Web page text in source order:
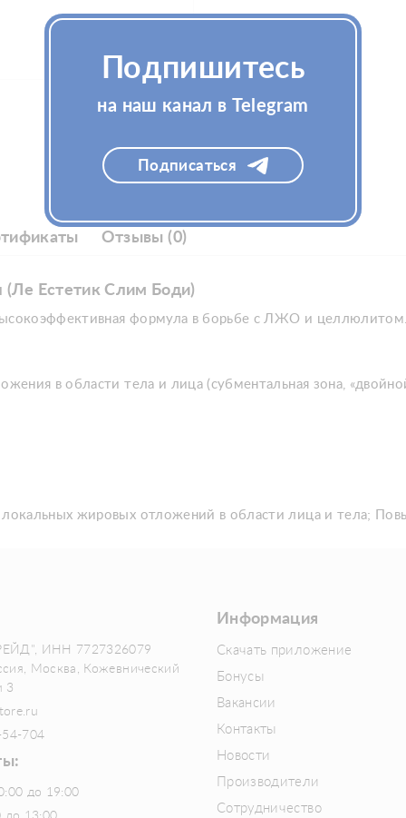
Отзывы (0)
(Ле Естетик Слим Боди)
формула в борьбе с ЛЖО и
в области тела и лица (субментальная зона,
жировых отложений в области лица и тела;
ИНН 7727326079
Москва, Кожевнический
3
704
до 19:00
Информация
Скачать приложение
Бонусы
Вакансии
Контакты
Новости
Производители
Сотрудничество
Подпишитесь
на наш канал в Telegram
Подписаться